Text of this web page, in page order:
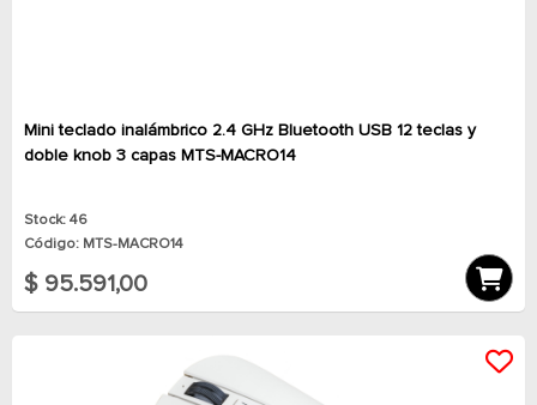
Mini teclado inalámbrico 2.4 GHz Bluetooth USB 12 teclas y
doble knob 3 capas MTS-MACRO14
Stock: 46
Código: MTS-MACRO14
$ 95.591,00